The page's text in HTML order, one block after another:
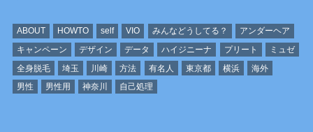
ABOUT HOWTO self VIO みんなどうしてる？
アンダーヘア
キャンペーン
デザイン データ ハイジニーナ プリート
ミュゼ
全身脱毛
埼玉 川崎 方法 有名人 東京都 横浜
海外
男性
男性用 神奈川 自己処理